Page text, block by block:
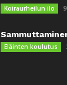
Koiraurheilun ilo
Eläinten koulutus